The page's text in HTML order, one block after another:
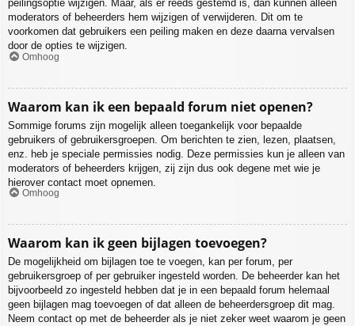
peilingsoptie wijzigen. Maar, als er reeds gestemd is, dan kunnen alleen
moderators of beheerders hem wijzigen of verwijderen. Dit om te
voorkomen dat gebruikers een peiling maken en deze daarna vervalsen
door de opties te wijzigen.
Omhoog
Waarom kan ik een bepaald forum niet openen?
Sommige forums zijn mogelijk alleen toegankelijk voor bepaalde
gebruikers of gebruikersgroepen. Om berichten te zien, lezen, plaatsen,
enz. heb je speciale permissies nodig. Deze permissies kun je alleen van
moderators of beheerders krijgen, zij zijn dus ook degene met wie je
hierover contact moet opnemen.
Omhoog
Waarom kan ik geen bijlagen toevoegen?
De mogelijkheid om bijlagen toe te voegen, kan per forum, per
gebruikersgroep of per gebruiker ingesteld worden. De beheerder kan het
bijvoorbeeld zo ingesteld hebben dat je in een bepaald forum helemaal
geen bijlagen mag toevoegen of dat alleen de beheerdersgroep dit mag.
Neem contact op met de beheerder als je niet zeker weet waarom je geen